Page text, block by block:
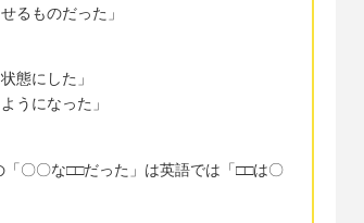
るものだった」
態にした」
うになった」
〇〇な□□だった」は英語では「□□は〇